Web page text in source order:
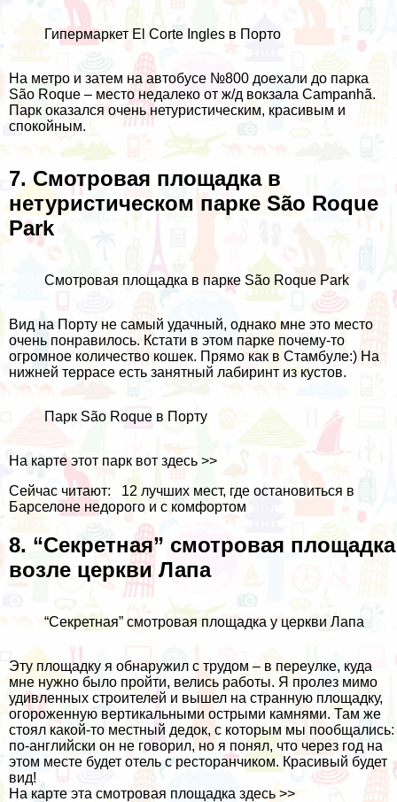
Гипермаркет El Corte Ingles в Порто
На метро и затем на автобусе №800 доехали до парка
São Roque – место недалеко от ж/д вокзала Campanhã.
Парк оказался очень нетуристическим, красивым и
спокойным.
7. Смотровая площадка в
нетуристическом парке São Roque
Park
Смотровая площадка в парке São Roque Park
Вид на Порту не самый удачный, однако мне это место
очень понравилось. Кстати в этом парке почему-то
огромное количество кошек. Прямо как в Стамбуле:) На
нижней террасе есть занятный лабиринт из кустов.
Парк São Roque в Порту
На карте этот парк вот здесь >>
Сейчас читают:
12 лучших мест, где остановиться в
Барселоне недорого и с комфортом
8. “Секретная” смотровая площадка
возле церкви Лапа
“Секретная” смотровая площадка у церкви Лапа
Эту площадку я обнаружил с трудом – в переулке, куда
мне нужно было пройти, велись работы. Я пролез мимо
удивленных строителей и вышел на странную площадку,
огороженную вертикальными острыми камнями. Там же
стоял какой-то местный дедок, с которым мы пообщались:
по-английски он не говорил, но я понял, что через год на
этом месте будет отель с ресторанчиком. Красивый будет
вид!
На карте эта смотровая площадка здесь >>